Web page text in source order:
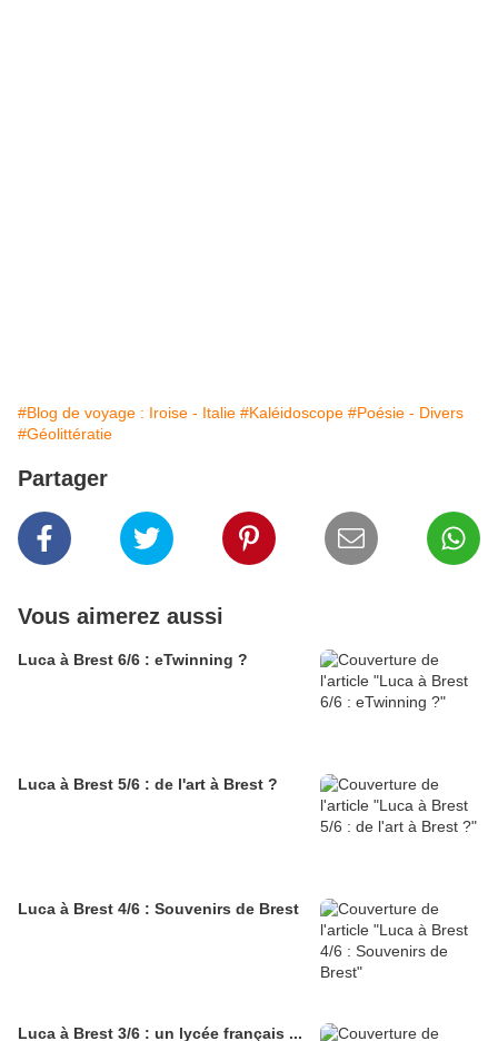
#Blog de voyage : Iroise - Italie #Kaléidoscope #Poésie - Divers
#Géolittératie
Partager
Vous aimerez aussi
Luca à Brest 6/6 : eTwinning ?
Luca à Brest 5/6 : de l'art à Brest ?
Luca à Brest 4/6 : Souvenirs de Brest
Luca à Brest 3/6 : un lycée français ...